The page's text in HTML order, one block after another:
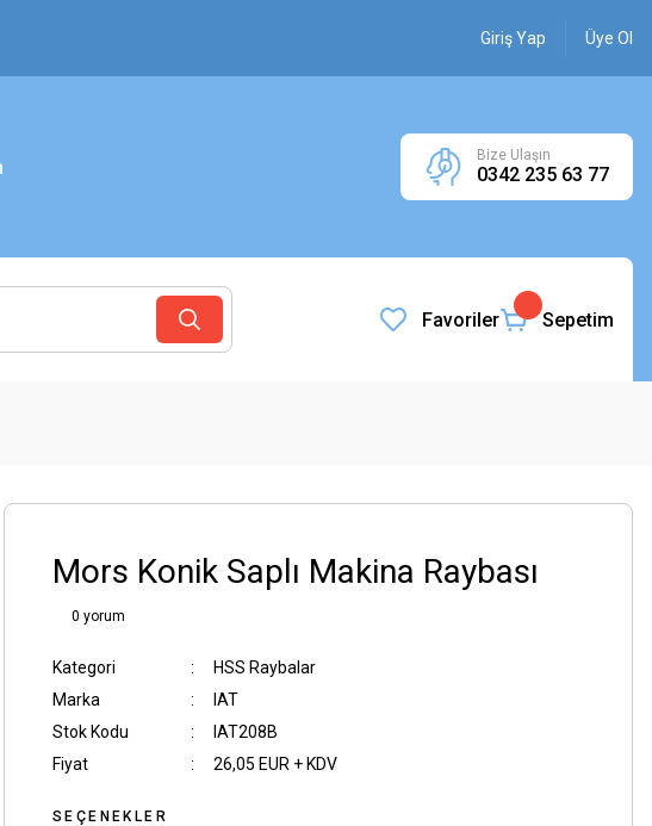
Giriş Yap Üye Ol
Bize Ulaşın
0342 235 63 77
Favoriler Sepetim
Mors Konik Saplı Makina Raybası
0 yorum
Kategori
HSS Raybalar
Marka
IAT
Stok Kodu
IAT208B
Fiyat
26,05 EUR + KDV
SEÇENEKLER